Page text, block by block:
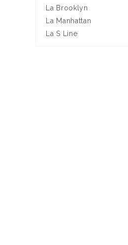
La Brooklyn
La Manhattan
La S Line